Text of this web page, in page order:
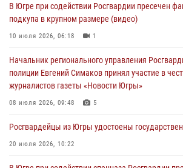
генерала армии Ивана Яковлева
05 августа 2026, 11:31 4
нарушителей ПДД
05 августа 2026, 11:14
В Югре сотрудники вневедомственной охраны
05 августа 2026, 05:56
В Югре при содействии Росгвардии пресечен
подкупа в крупном размере (видео)
10 июля 2026, 06:18 1
Начальник регионального управления
полиции Евгений Симаков принял участие в
журналистов газеты «Новости Югры»
08 июля 2026, 09:48 5
Росгвардейцы из Югры удостоены
20 июля 2026, 10:22